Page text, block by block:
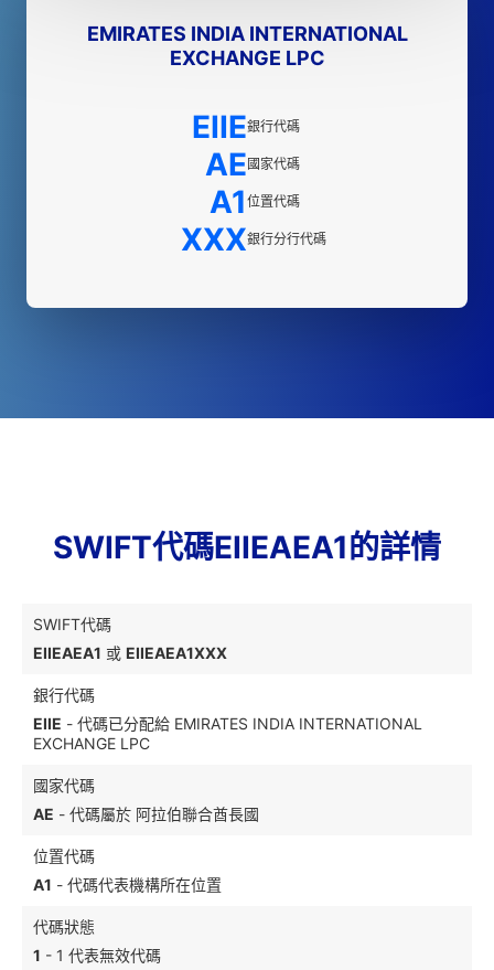
EMIRATES INDIA INTERNATIONAL
EXCHANGE LPC
EIIE銀行代碼
AE國家代碼
A1 位置代碼
XXX銀行分行代碼
SWIFT代碼EIIEAEA1的詳情
SWIFT代碼
EIIEAEA1 或 EIIEAEA1XXX
銀行代碼
EIIE - 代碼已分配給 EMIRATES INDIA INTERNATIONAL
EXCHANGE LPC
國家代碼
AE - 代碼屬於 阿拉伯聯合酋長國
位置代碼
A1 - 代碼代表機構所在位置
代碼狀態
1 - 1 代表無效代碼